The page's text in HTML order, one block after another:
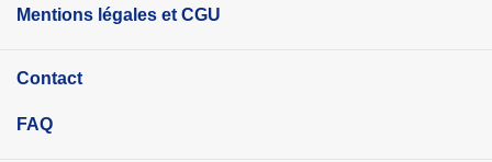
Mentions légales et CGU
Contact
FAQ